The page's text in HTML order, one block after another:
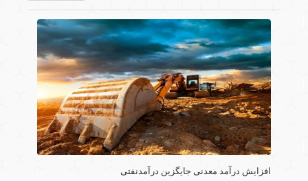
افزایش درآمد معدنی جایگزین درآمدنفتی